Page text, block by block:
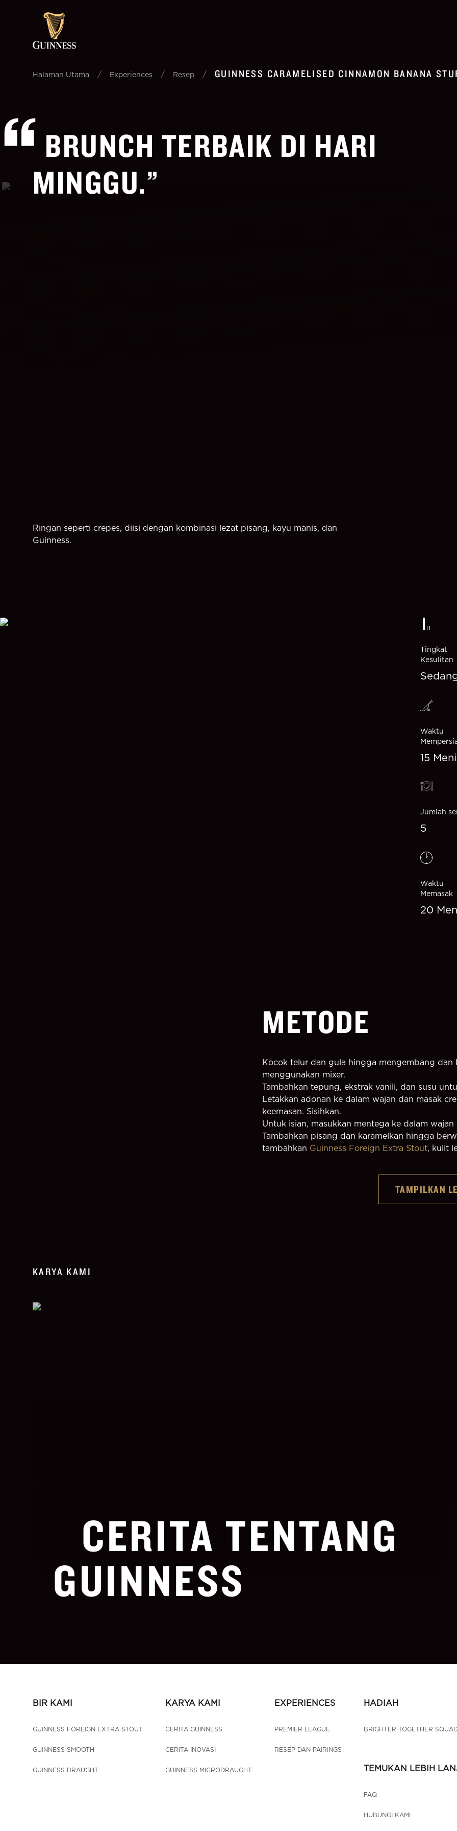
Halaman Utama / Experiences / Resep / GUINNESS CARAMELISED CINNAMON BANANA
BRUNCH TERBAIK DI HARI
MINGGU.
Ringan seperti crepes, diisi dengan kombinasi lezat pisang, kayu manis, dan
Guinness.
Tingkat
Kesulitan
Waktu
15
Jumlah
5
Waktu
Memasak
20
METODE
Kocok telur dan gula hingga mengembang
menggunakan mixer.
Tambahkan tepung, ekstrak vanili, dan susu
Letakkan adonan ke dalam wajan dan masak
keemasan. Sisihkan.
Untuk isian, masukkan mentega ke dalam
Tambahkan pisang dan karamelkan hingga
tambahkan Guinness Foreign Extra Stout, kulit
TAMPILKAN
KARYA KAMI
CERITA TENTANG
GUINNESS
BIR KAMI
GUINNESS FOREIGN EXTRA STOUT
GUINNESS SMOOTH
GUINNESS DRAUGHT
KARYA KAMI
CERITA GUINNESS
CERITA INOVASI
GUINNESS MICRODRAUGHT
EXPERIENCES
PREMIER LEAGUE
RESEP DAN PAIRINGS
HADIAH
BRIGHTER TOGETHER
TEMUKAN LEBIH
FAQ
HUBUNGI KAMI